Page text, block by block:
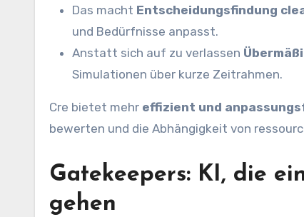
Das macht Entscheidungsfindung
und Bedürfnisse anpasst.
Anstatt sich auf zu verlassen
Simulationen über kurze Zeitrahmen.
Cre bietet mehr effizient und
bewerten und die Abhängigkeit von
Gatekeepers: KI, die
gehen